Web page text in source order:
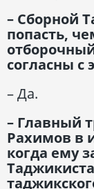
– Сборной
попасть,
согласны
– Да.
– Главный
Рахимов в
когда ему